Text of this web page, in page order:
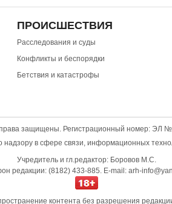
ПРОИСШЕСТВИЯ
Расследования и суды
Конфликты и беспорядки
Бетствия и катастрофы
защищены. Регистрационный номер: ЭЛ
в сфере связи, информационных
Учредитель и гл.редактор: Боровов М.С.
редакции: (8182) 433-885. E-mail: arh-
контента без разрешения